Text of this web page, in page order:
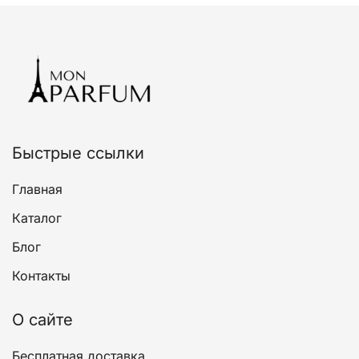
выбрать
на
Быстрые ссылки
Главная
Каталог
Блог
Контакты
О сайте
Бесплатная доставка